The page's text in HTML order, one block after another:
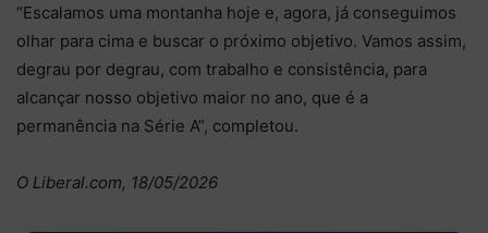
“Escalamos uma montanha hoje e, agora, já conseguimos
olhar para cima e buscar o próximo objetivo. Vamos assim,
degrau por degrau, com trabalho e consistência, para
alcançar nosso objetivo maior no ano, que é a
permanência na Série A”, completou.
O Liberal.com, 18/05/2026